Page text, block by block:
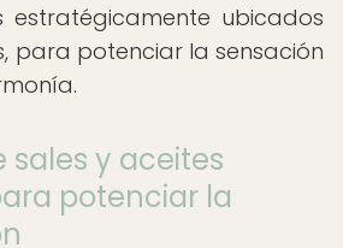
estratégicamente ubicados
para potenciar la sensación
sales y aceites
potenciar la